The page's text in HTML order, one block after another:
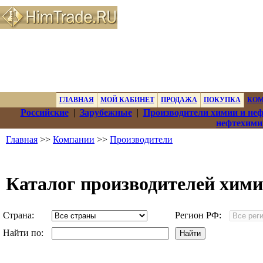
ГЛАВНАЯ МОЙ КАБИНЕТ ПРОДАЖА ПОКУПКА
Российские| Зарубежные| Производители химии и
Главная >> Компании >> Производители
Каталог производителей
Страна:
Регион РФ:
Найти по: